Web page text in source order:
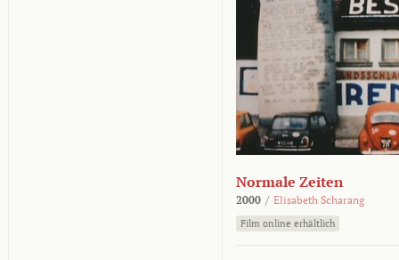
Normale Zeiten
2000 / Elisabeth Scharang
Film online erhältlich